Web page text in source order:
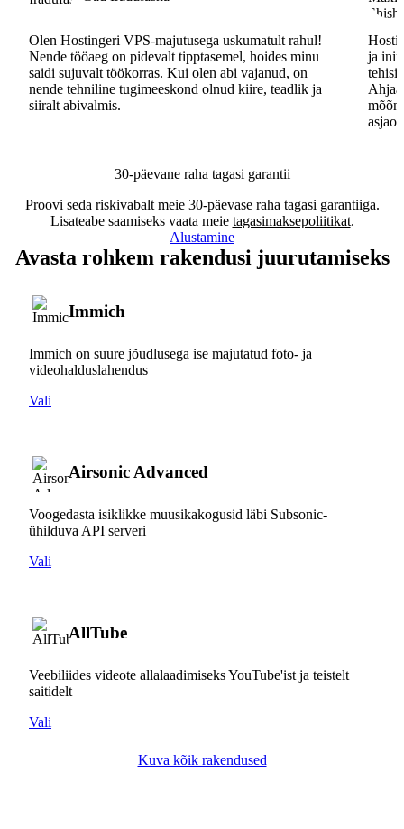
Olen Hostingeri VPS-majutusega uskumatult rahul!
Nende tööaeg on pidevalt tipptasemel, hoides minu
saidi sujuvalt töökorras. Kui olen abi vajanud, on
nende tehniline tugimeeskond olnud kiire, teadlik ja
siiralt abivalmis.
ja
30-päevane raha tagasi garantii
Proovi seda riskivabalt meie 30-päevase raha tagasi garantiiga.
Lisateabe saamiseks vaata meie tagasimaksepoliitikat.
Alustamine
Avasta rohkem rakendusi juurutamiseks
Immich
Immich on suure jõudlusega ise majutatud foto- ja
videohalduslahendus
Vali
Airsonic Advanced
Voogedasta isiklikke muusikakogusid läbi Subsonic-
ühilduva API serveri
Vali
AllTube
Veebiliides videote allalaadimiseks YouTube'ist ja teistelt
saitidelt
Vali
Kuva kõik rakendused